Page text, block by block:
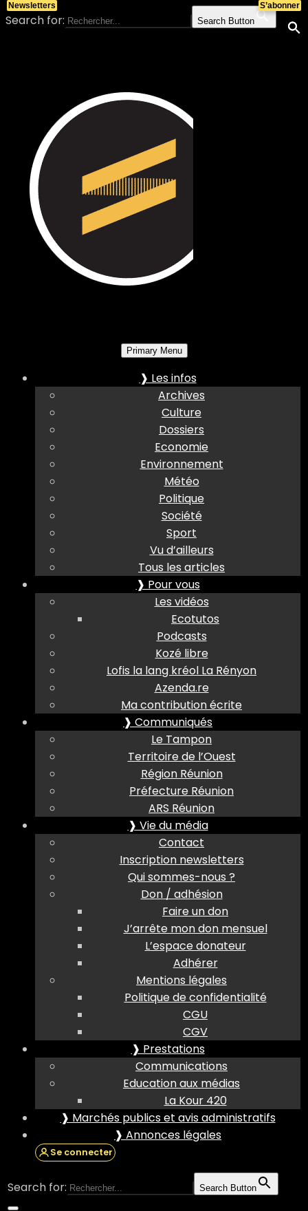
Search for: Search Button
Primary Menu
❱ Les infos
Archives
Culture
Dossiers
Economie
Environnement
Météo
Politique
Société
Sport
Vu d’ailleurs
Tous les articles
❱ Pour vous
Les vidéos
Ecotutos
Podcasts
Kozé libre
Lofis la lang kréol La Rényon
Azenda.re
Ma contribution écrite
❱ Communiqués
Le Tampon
Territoire de l’Ouest
Région Réunion
Préfecture Réunion
ARS Réunion
❱ Vie du média
Contact
Inscription newsletters
Qui sommes-nous ?
Don / adhésion
Faire un don
J’arrête mon don mensuel
L’espace donateur
Adhérer
Mentions légales
Politique de confidentialité
CGU
CGV
❱ Prestations
Communications
Education aux médias
La Kour 420
❱ Marchés publics et avis administratifs
❱ Annonces légales
Se connecter
Search for: Search Button
S’abonner
Newsletters